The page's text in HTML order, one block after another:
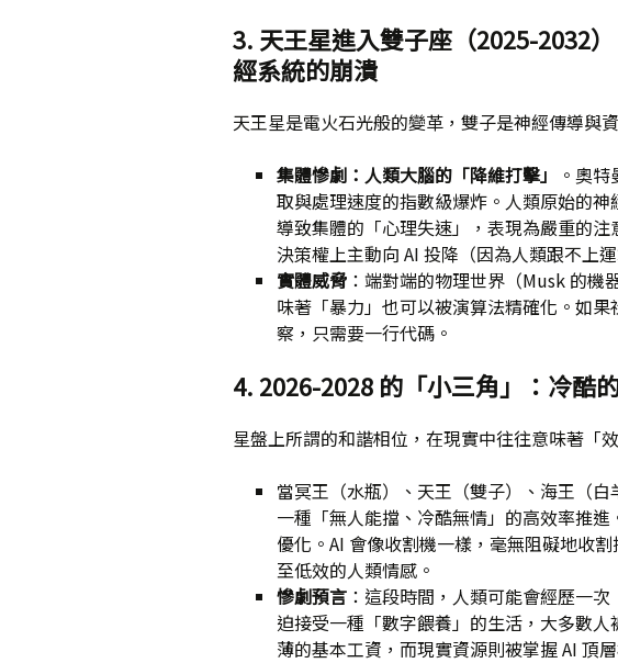
3. 天王星進入雙子座（2025-2032
經系統的崩潰
天王星是電火石光般的變革，雙子是神經傳導與
集體慘劇：人類大腦的「降維打擊」
。奧
取與處理速度的指數級爆炸。人類原始的
導致集體的「心理失速」，表現為嚴重的
決策權上主動向 AI 投降（因為人類跟不上
實體威脅 ：端對端的物理世界（Musk 的
味著「暴力」也可以被演算法精確化。如
察，只需要一行代碼。
4. 2026-2028 的「小三角」：冷酷
星盤上所謂的和諧相位，在現實中往往意味著「
當冥王（水瓶）、天王（雙子）、海王（
一種「無人能擋、冷酷無情」的高效率推
優化。AI 會像收割機一樣，毫無阻礙地收
至低效的人類情感。
慘劇預言 ：這段時間，人類可能會經歷一
迫接受一種「數字餵養」的生活，大多數
薄的基本工資，而現實資源則被掌握 AI 頂